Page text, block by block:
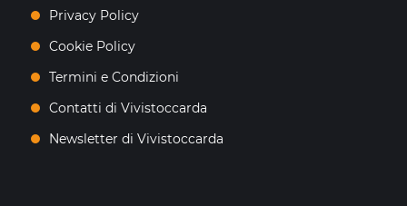
Privacy Policy
Cookie Policy
Termini e Condizioni
Contatti di Vivistoccarda
Newsletter di Vivistoccarda